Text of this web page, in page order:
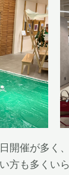
開催が多く
方も多くい